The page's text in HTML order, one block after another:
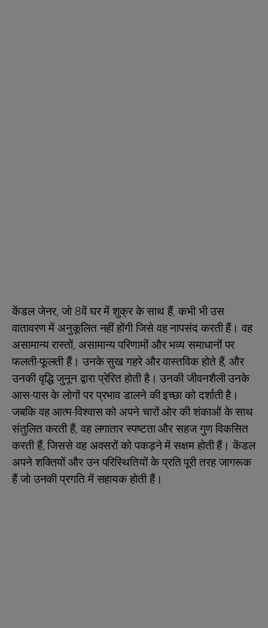
केंडल जेनर, जो 8वें घर में शुक्र के साथ हैं, कभी भी उस
वातावरण में अनुकूलित नहीं होंगी जिसे वह नापसंद करती हैं। वह
असामान्य रास्तों, असामान्य परिणामों और भव्य समाधानों पर
फलती-फूलती हैं। उनके सुख गहरे और वास्तविक होते हैं, और
उनकी वृद्धि जुनून द्वारा प्रेरित होती है। उनकी जीवनशैली उनके
आस-पास के लोगों पर प्रभाव डालने की इच्छा को दर्शाती है।
जबकि वह आत्म-विश्वास को अपने चारों ओर की शंकाओं के साथ
संतुलित करती हैं, वह लगातार स्पष्टता और सहज गुण विकसित
करती हैं, जिससे वह अवसरों को पकड़ने में सक्षम होती हैं। केंडल
अपने शक्तियों और उन परिस्थितियों के प्रति पूरी तरह जागरूक
हैं जो उनकी प्रगति में सहायक होती हैं।